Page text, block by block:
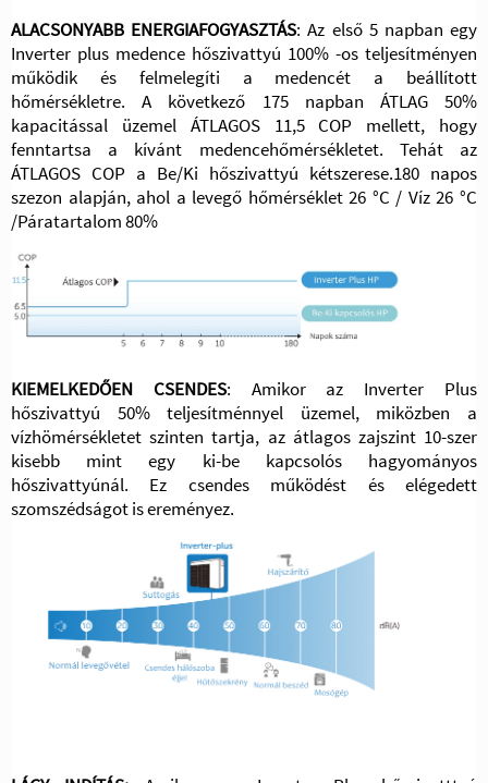
ALACSONYABB ENERGIAFOGYASZTÁS: Az első 5 napban egy
Inverter plus medence hőszivattyú 100% -os teljesítményen
működik és felmelegíti a medencét a beállított
hőmérsékletre. A következő 175 napban ÁTLAG 50%
kapacitással üzemel ÁTLAGOS 11,5 COP mellett, hogy
fenntartsa a kívánt medencehőmérsékletet. Tehát az
ÁTLAGOS COP a Be/Ki hőszivattyú kétszerese.180 napos
szezon alapján, ahol a levegő hőmérséklet 26 °C / Víz 26 °C
/Páratartalom 80%
KIEMELKEDŐEN CSENDES: Amikor az Inverter Plus
hőszivattyú 50% teljesítménnyel üzemel, miközben a
vízhömérsékletet szinten tartja, az átlagos zajszint 10-szer
kisebb mint egy ki-be kapcsolós hagyományos
hőszivattyúnál. Ez csendes működést és elégedett
szomszédságot is ereményez.